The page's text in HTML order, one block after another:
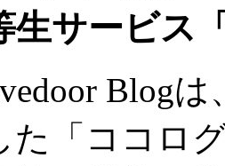
生サービス
Blogは
た「ココロ